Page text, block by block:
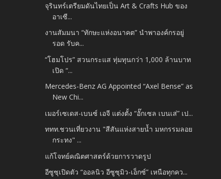
จุรินทร์เตรียมดันไทยเป็น Art & Crafts Hub ของ
อาเซี...
งานสัมมนา “ทักษะแห่งอนาคต” นำพาองค์กรอยู่
รอด รับค...
“โฮมโปร” สวนกระแส ทุ่มทุนกว่า 1,000 ล้านบาท
เปิด “...
Mercedes-Benz AG Appointed “Axel Bense” as
New Chi...
เมอร์เซเดส-เบนซ์ เอจี แต่งตั้ง “อั๊กเซล เบนเส่” เป...
ททท.ชวนเที่ยวงาน "สีสันแห่งสายน้ำ มหกรรมลอย
กระทง" ...
แก้โจทย์คณิตศาสตร์ด้วยการวาดรูป
อีซูซุเปิดตัว “ออลนิว อีซูซุมิว-เอ็กซ์” เหนือทุกคว...